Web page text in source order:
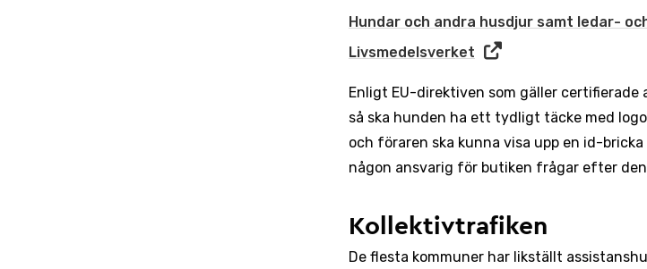
Hundar och andra husdjur samt ledar-
Livsmedelsverket
Enligt EU-direktiven som gäller
så ska hunden ha ett tydligt täcke med
och föraren ska kunna visa upp en id-
någon ansvarig för butiken frågar efter
Kollektivtrafiken
De flesta kommuner har likställt